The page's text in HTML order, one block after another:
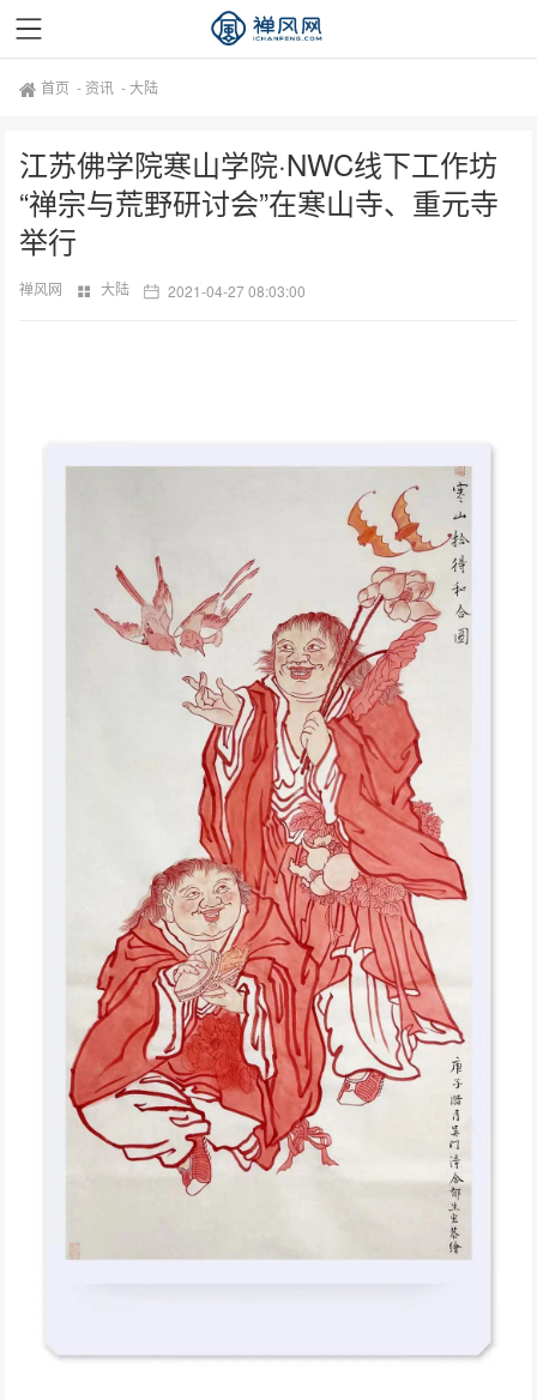
首页 - 资讯 -大陆
江苏佛学院寒山学院·NWC线下工作坊
“禅宗与荒野研讨会”在寒山寺、重元寺
举行
禅风网 大陆 2021-04-27 08:03:00